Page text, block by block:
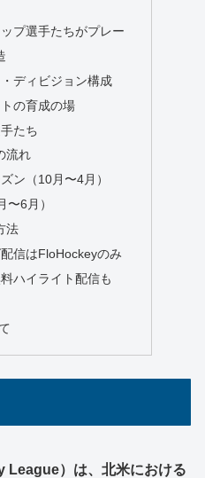
プ選手たちがプレー
ディビジョン構成
の育成の場
たち
流れ
ン（10月〜4月）
〜6月）
法
信はFloHockeyのみ
ハイライト配信も
）は、北米における